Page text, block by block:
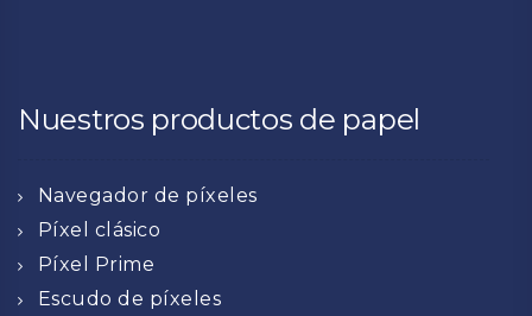
Nuestros productos de papel
Navegador de píxeles
Píxel clásico
Píxel Prime
Escudo de píxeles